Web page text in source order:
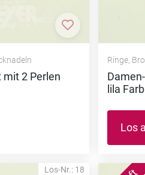
Zur Merkliste
2 Perlen
Ringe,
lila
Los
Los-Nr.: 18